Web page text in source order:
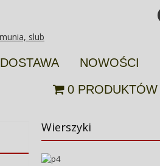
DOSTAWA NOWOŚCI
0 PRODUKTÓW
Wierszyki